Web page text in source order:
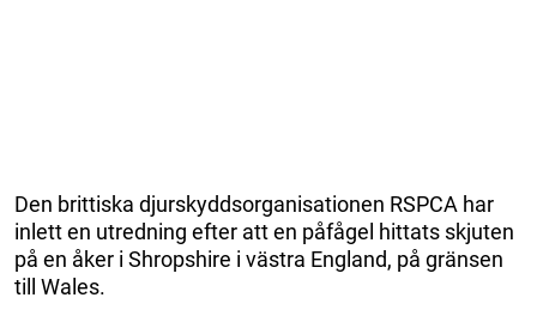
Den brittiska djurskyddsorganisationen RSPCA har
inlett en utredning efter att en påfågel hittats skjuten
på en åker i Shropshire i västra England, på gränsen
till Wales.